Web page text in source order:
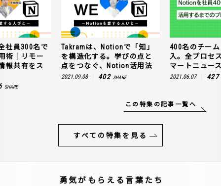
社員300名で
術｜リモー
報共有をス
SHARE
Takramは、Notionで「知」
を構造化する。学びの点と
点をつなぐ、Notion活用法
2021.09.08 402 SHARE
400名のチー
入。全プロセ
マートニュー
2021.06.07 427
この特集の記事一覧へ
すべての特集を見る
勇気がもらえる言葉たち